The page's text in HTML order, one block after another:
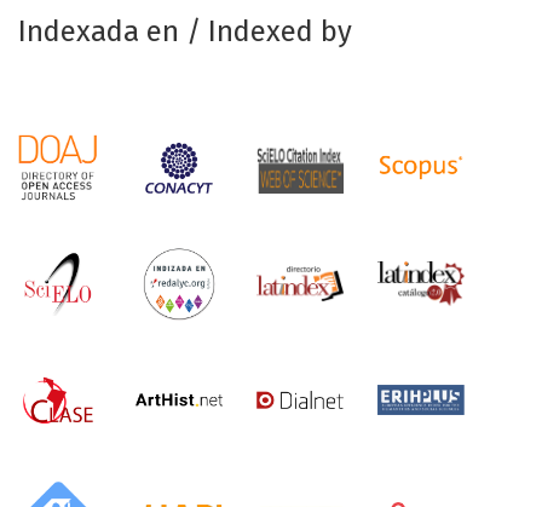
Indexada en / Indexed by